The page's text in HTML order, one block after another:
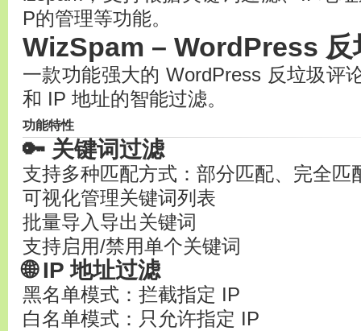
P的管理等功能。
WizSpam – WordPress 反
一款功能强大的 WordPress 反垃圾评
和 IP 地址的智能过滤。
功能特性
🔑 关键词过滤
支持多种匹配方式：部分匹配、完全匹
可视化管理关键词列表
批量导入导出关键词
支持启用/禁用单个关键词
🌐 IP 地址过滤
黑名单模式：拦截指定 IP
白名单模式：只允许指定 IP